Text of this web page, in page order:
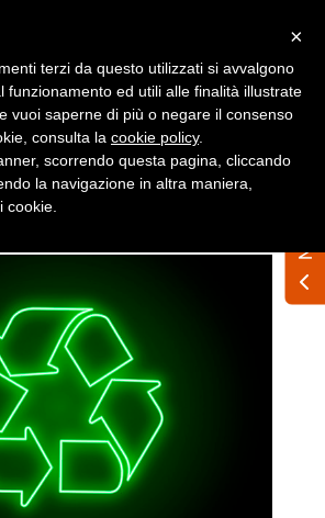
Accedi×
terzi da questo utilizzati si avvalgono
funzionamento ed utili alle finalità illustrate
vuoi saperne di più o negare il consenso
consulta la cookie policy.
scorrendo questa pagina, cliccando
la navigazione in altra maniera,
cookie.